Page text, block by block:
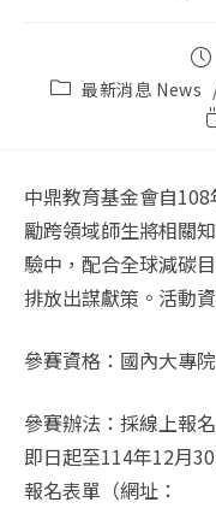
Post最新消息 News
中鼎教育基金會自
勵跨領域師生將相關
驗中，配合全球減碳
排放出謀獻策。活動
參賽資格：國內大專
參賽辦法：採線上報
即日起至114年12月
報名表單（網址：